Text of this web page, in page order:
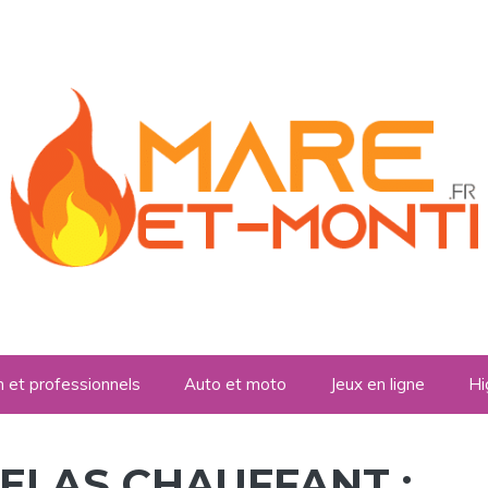
et professionnels Auto et moto Jeux en ligne